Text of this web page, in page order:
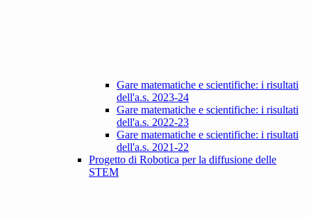
Gare matematiche e scientifiche: i risultati
dell'a.s. 2023-24
Gare matematiche e scientifiche: i risultati
dell'a.s. 2022-23
Gare matematiche e scientifiche: i risultati
dell'a.s. 2021-22
Progetto di Robotica per la diffusione delle
STEM